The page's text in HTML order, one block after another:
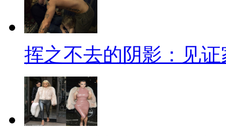
挥之不去的阴影：见